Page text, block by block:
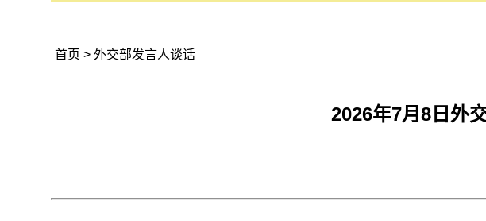
首页 > 外交部发言人谈话
2026年7月8日外